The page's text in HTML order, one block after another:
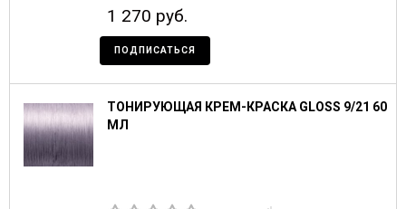
1 270 руб.
ПОДПИСАТЬСЯ
ТОНИРУЮЩАЯ КРЕМ-КРАСКА GLOSS 9/21 60
МЛ